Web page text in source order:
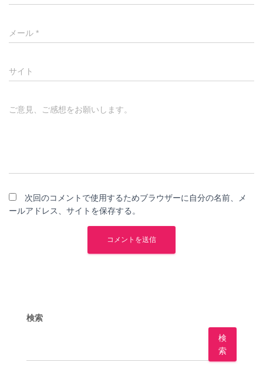
メール *
サイト
ご意見、ご感想をお願いします。
次回のコメントで使用するためブラウザーに自分の名前、メ
ールアドレス、サイトを保存する。
検索
検
索